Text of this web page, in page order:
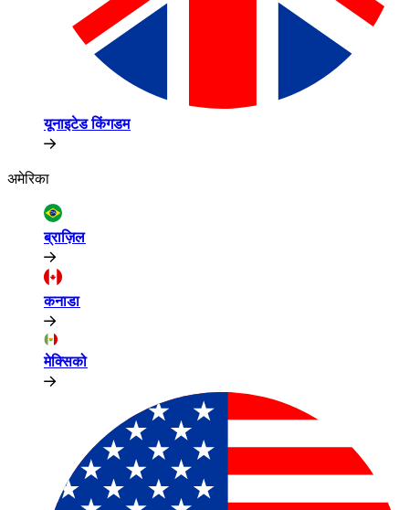
यूनाइटेड किंगडम​​
अमेरिका​​
ब्राज़िल​​
कनाडा​​
मेक्सिको​​